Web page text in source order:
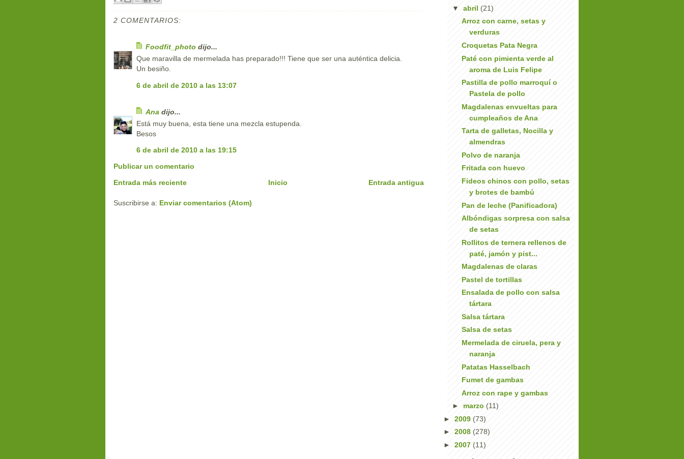
2 COMENTARIOS:
Foodfit_photo dijo...
Que maravilla de mermelada has preparado!!! Tiene que ser una auténtica delicia.
Un besiño.
6 de abril de 2010 a las 13:07
Ana dijo...
Está muy buena, esta tiene una mezcla estupenda.
Besos
6 de abril de 2010 a las 19:15
Publicar un comentario
Entrada más reciente Entrada antigua
Inicio
Suscribirse a: Enviar comentarios (Atom)
▼abril(21)
Arroz con carne, setas y
verduras
Croquetas Pata Negra
Paté con pimienta verde al
aroma de Luis Felipe
Pastilla de pollo marroquí o
Pastela de pollo
Magdalenas envueltas para
cumpleaños de Ana
Tarta de galletas, Nocilla y
almendras
Polvo de naranja
Fritada con huevo
Fideos chinos con pollo, setas
y brotes de bambú
Pan de leche (Panificadora)
Albóndigas sorpresa con salsa
de setas
Rollitos de ternera rellenos de
paté, jamón y pist...
Magdalenas de claras
Pastel de tortillas
Ensalada de pollo con salsa
tártara
Salsa tártara
Salsa de setas
Mermelada de ciruela, pera y
naranja
Patatas Hasselbach
Fumet de gambas
Arroz con rape y gambas
► marzo (11)
► 2009 (73)
► 2008 (278)
► 2007 (11)